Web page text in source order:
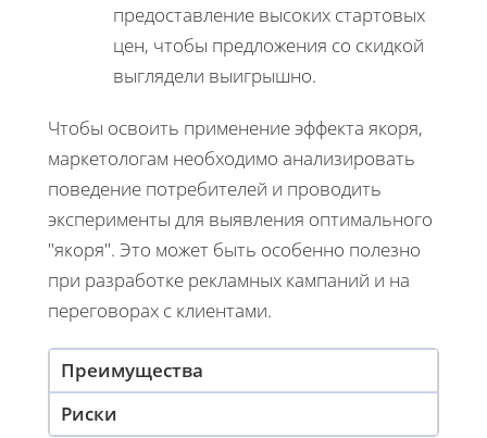
предоставление высоких стартовых
цен, чтобы предложения со скидкой
выглядели выигрышно.
Чтобы освоить применение эффекта якоря,
маркетологам необходимо анализировать
поведение потребителей и проводить
эксперименты для выявления оптимального
"якоря". Это может быть особенно полезно
при разработке рекламных кампаний и на
переговорах с клиентами.
Преимущества
Риски